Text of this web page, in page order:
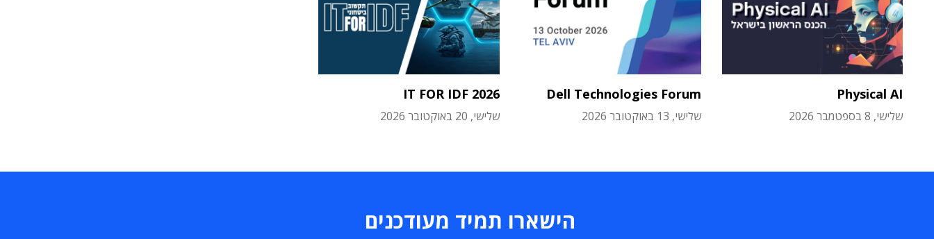
Physical AI
שלישי, 8 בספטמבר 2026
Dell Technologies Forum
שלישי, 13 באוקטובר 2026
IT FOR IDF 2026
שלישי, 20 באוקטובר 2026
הישארו תמיד מעודכנים